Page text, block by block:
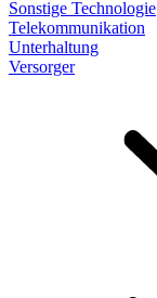
Sonstige Technologie
Telekommunikation
Unterhaltung
Versorger